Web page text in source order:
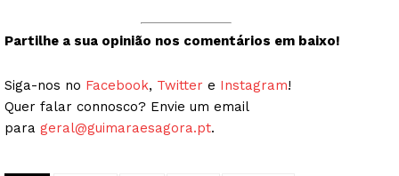
Partilhe a sua opinião nos comentários em baixo!
Siga-nos no Facebook, Twitter e Instagram!
Quer falar connosco? Envie um email
para geral@guimaraesagora.pt.